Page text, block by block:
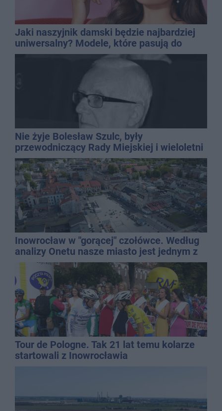
Jaki naszyjnik damski będzie najbardziej
uniwersalny? Modele, które pasują do
wielu stylizacji
Nie żyje Bolesław Szulc, były
przewodniczący Rady Miejskiej i wieloletni
dyrektor SP 14
Inowrocław w "gorącej" czołówce. Według
analizy Onetu nasze miasto jest jednym z
najbardziej narażonych na upały
Tour de Pologne. Tak 21 lat temu kolarze
startowali z Inowrocławia